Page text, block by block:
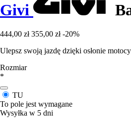
Givi
444,00 zł 355,00 zł -20%
Ulepsz swoją jazdę dzięki osłonie
Rozmiar
*
TU
To pole jest wymagane
Wysyłka w 5 dni